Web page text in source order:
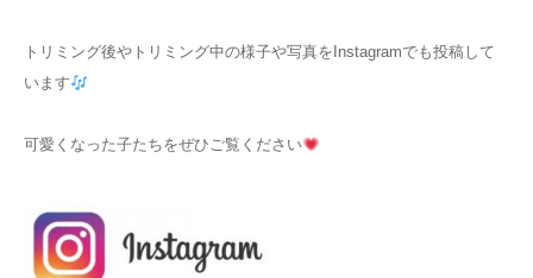
トリミング後やトリミング中の様子や写真をInstagramでも投稿して
います
可愛くなった子たちをぜひご覧ください